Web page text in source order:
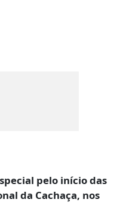
pelo início das
da Cachaça, nos